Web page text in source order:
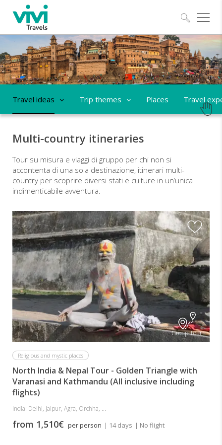
Travel ideas Trip themes Places Travel
Multi-country itineraries
Tour su misura e viaggi di gruppo per chi non si
accontenta di una sola destinazione, itinerari multi-
country per scoprire diversi stati e culture in un’unica
indimenticabile avventura.
Group Tour
Religious and mystic places
North India & Nepal Tour - Golden Triangle with
Varanasi and Kathmandu (All inclusive including
flights)
India: Delhi, Jaipur, Agra, Orchha, ...
from 1,510€ per person | 14 days | No flight